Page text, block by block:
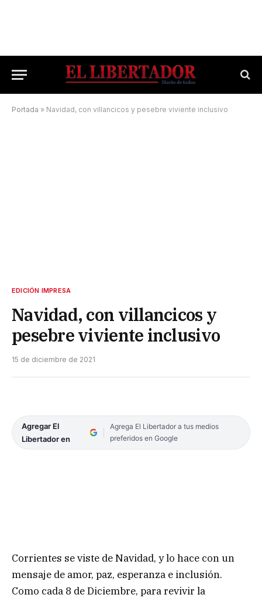
Portada » Navidad, con villancicos y pesebre viviente inclusivo
EDICIÓN IMPRESA
Navidad, con villancicos y
pesebre viviente inclusivo
15 de diciembre de 2021
Agregar El
Libertador en
Agrega El Libertador a tus medios
preferidos en Google
Corrientes se viste de Navidad, y lo hace con un
mensaje de amor, paz, esperanza e inclusión.
Como cada 8 de Diciembre, para revivir la